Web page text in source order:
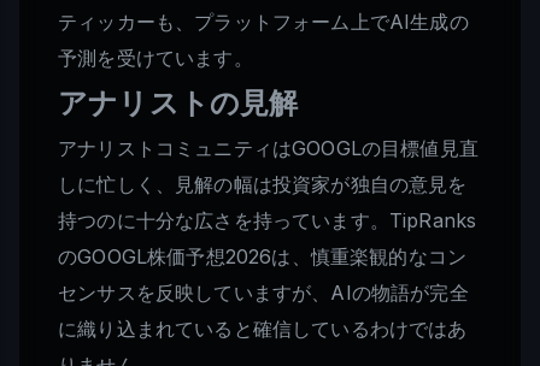
ティッカーも、プラットフォーム上でAI生成の
予測を受けています。
アナリストの見解
アナリストコミュニティはGOOGLの目標値見直
しに忙しく、見解の幅は投資家が独自の意見を
持つのに十分な広さを持っています。TipRanks
のGOOGL株価予想2026は、慎重楽観的なコン
センサスを反映していますが、AIの物語が完全
に織り込まれていると確信しているわけではあ